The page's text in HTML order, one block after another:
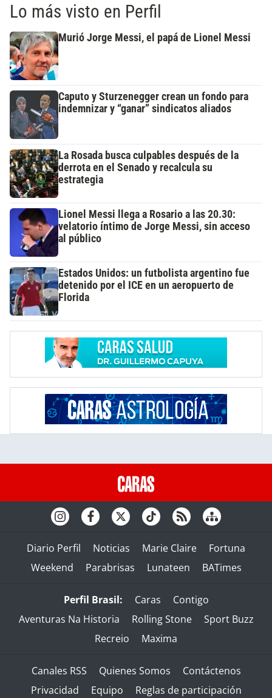
Lo más visto en Perfil
Murió Jorge Messi, el papá de Lionel Messi
Caputo y Sturzenegger crean un fondo para
indemnizar y “ganar” sindicatos aliados
La Rosada busca culpables después de la
derrota en el Senado y recalcula su
estrategia
Lionel Messi llega a Rosario a las 20.30:
velatorio íntimo de Jorge Messi, sin acceso
al público
Estados Unidos: un futbolista argentino fue
detenido por el ICE en un aeropuerto de
Florida
Diario Perfil Noticias Marie Claire
Fortuna
Weekend
Parabrisas Lunateen BATimes
Perfil Brasil: Caras
Contigo
Aventuras Na Historia
Rolling Stone
Sport Buzz
Recreio
Maxima
Canales RSS Quienes Somos
Contáctenos
Privacidad
Equipo Reglas de participación